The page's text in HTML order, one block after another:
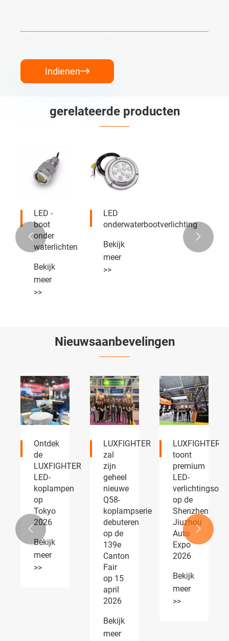
Indienen
gerelateerde producten
LED -
boot
onder
waterlichten
Bekijk
meer
>>
LED
onderwaterbootverlichting
Bekijk
meer
>>
 
Nieuwsaanbevelingen
Ontdek
de
LUXFIGHTER
LED-
koplampen
op
Tokyo
2026
Bekijk
meer
>>
LUXFIGHTER
zal
zijn
geheel
nieuwe
Q58-
koplampserie
debuteren
op de
139e
Canton
Fair
op 15
april
2026
Bekijk
meer
LUXFIGHTER
toont
premium
LED-
op de
Shenzhen
Jiuzhou
Auto
Expo
2026
Bekijk
meer
>>
 